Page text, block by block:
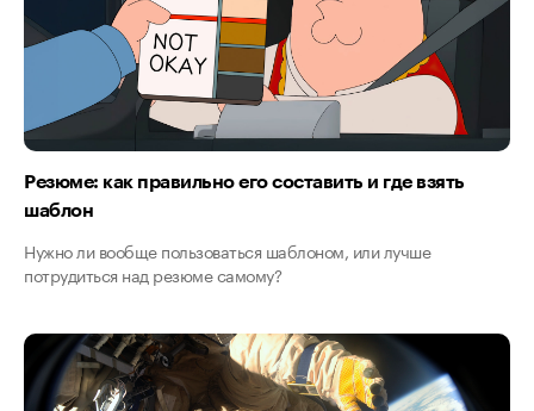
Резюме: как правильно его составить и где взять
шаблон
Нужно ли вообще пользоваться шаблоном, или лучше
потрудиться над резюме самому?